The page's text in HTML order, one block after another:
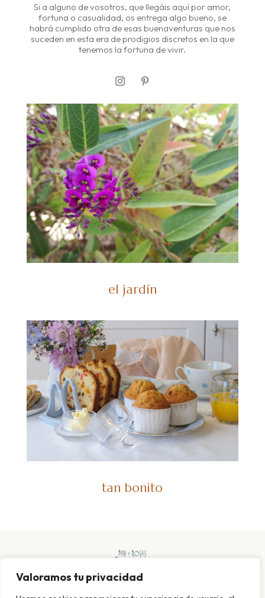
Valoramos tu privacidad
Si a alguno de vosotros, que llegáis aquí por amor,
fortuna o casualidad, os entrega algo bueno, se
habrá cumplido otra de esas buenaventuras que nos
suceden en esta era de prodigios discretos en la que
tenemos la fortuna de vivir.
el jardín
tan bonito